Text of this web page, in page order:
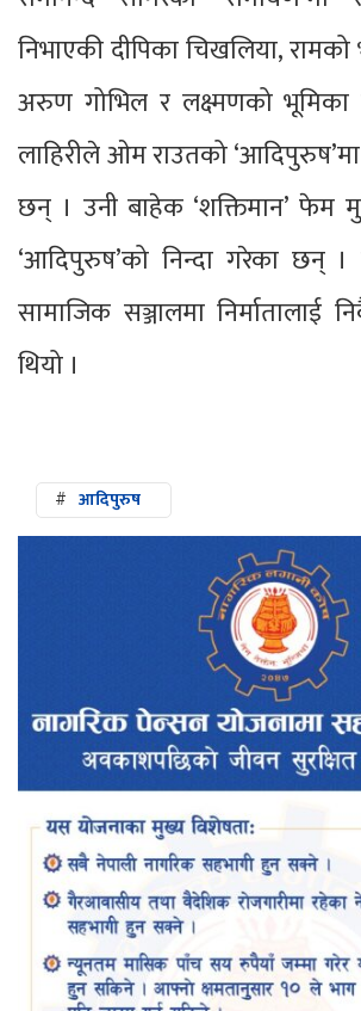
निभाएकी दीपिका चिखलिया,
अरुण गोभिल र लक्ष्मणको भूमिका
लाहिरीले ओम राउतको
छन् । उनी बाहेक ‘शक्तिमान’ फेम
‘आदिपुरुष’को निन्दा गरेका छन्
सामाजिक सञ्जालमा निर्मातालाई
थियो ।
# आदिपुरुष